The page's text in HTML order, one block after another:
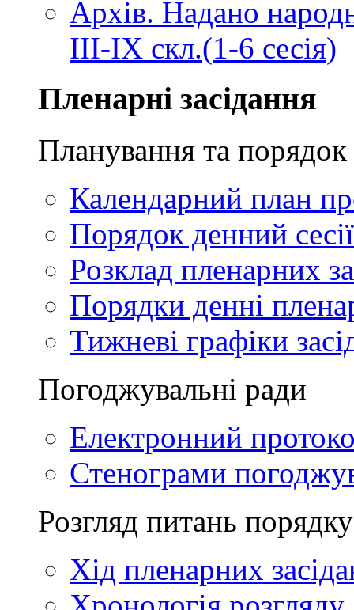
Архів. Надано
III-IX скл.(1-6 сесія)
Пленарні засідання
Планування та порядок
Календарний план
Порядок денний сесії
Розклад пленарних
Порядки денні
Тижневі графіки
Погоджувальні ради
Електронний
Стенограми
Розгляд питань
Хід пленарних